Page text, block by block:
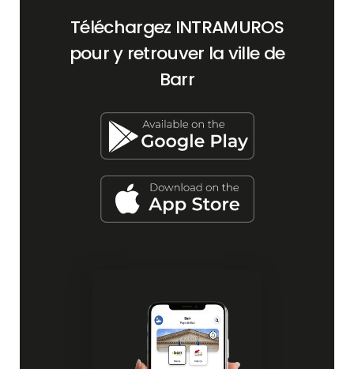
Téléchargez INTRAMUROS
pour y retrouver la ville de
Barr